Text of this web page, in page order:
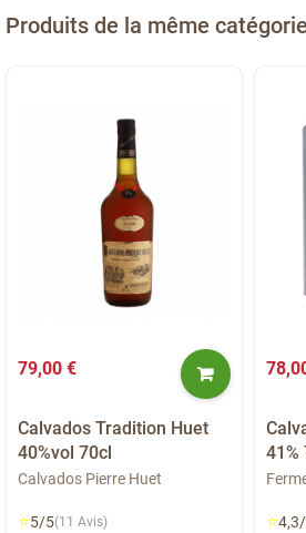
Produits de la même catégorie
79,00 €
Calvados Tradition Huet
40%vol 70cl
Calvados Pierre Huet
⭐5/5(11 Avis)
41%
⭐